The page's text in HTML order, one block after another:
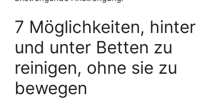
7 Möglichkeiten, hinter
und unter Betten zu
reinigen, ohne sie zu
bewegen